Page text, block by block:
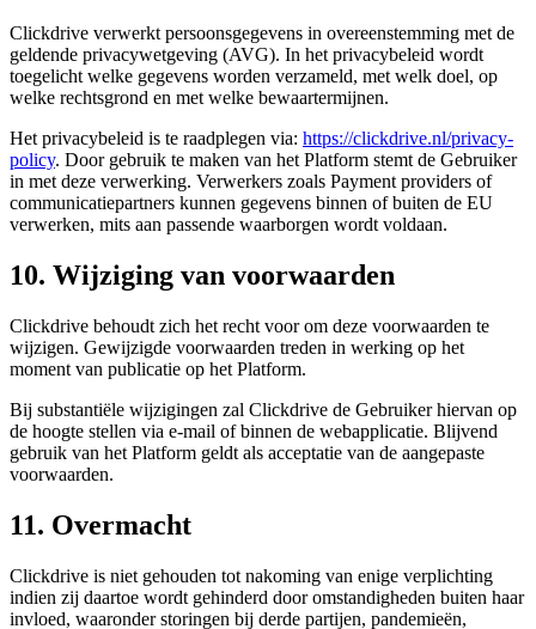
Clickdrive verwerkt persoonsgegevens in overeenstemming met de
geldende privacywetgeving (AVG). In het privacybeleid wordt
toegelicht welke gegevens worden verzameld, met welk doel, op
welke rechtsgrond en met welke bewaartermijnen.
Het privacybeleid is te raadplegen via: https://clickdrive.nl/privacy-
policy. Door gebruik te maken van het Platform stemt de Gebruiker
in met deze verwerking. Verwerkers zoals Payment providers of
communicatiepartners kunnen gegevens binnen of buiten de EU
verwerken, mits aan passende waarborgen wordt voldaan.
10. Wijziging van voorwaarden
Clickdrive behoudt zich het recht voor om deze voorwaarden te
wijzigen. Gewijzigde voorwaarden treden in werking op het
moment van publicatie op het Platform.
Bij substantiële wijzigingen zal Clickdrive de Gebruiker hiervan op
de hoogte stellen via e-mail of binnen de webapplicatie. Blijvend
gebruik van het Platform geldt als acceptatie van de aangepaste
voorwaarden.
11. Overmacht
Clickdrive is niet gehouden tot nakoming van enige verplichting
indien zij daartoe wordt gehinderd door omstandigheden buiten haar
invloed, waaronder storingen bij derde partijen, pandemieën,